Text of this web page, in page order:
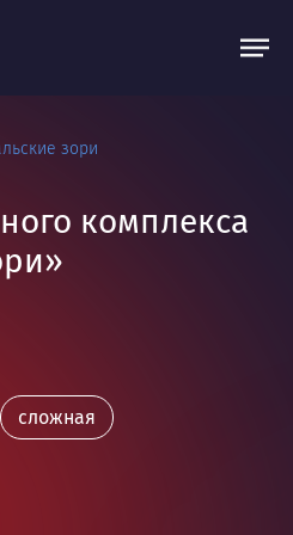
зори
комплекса
сложная